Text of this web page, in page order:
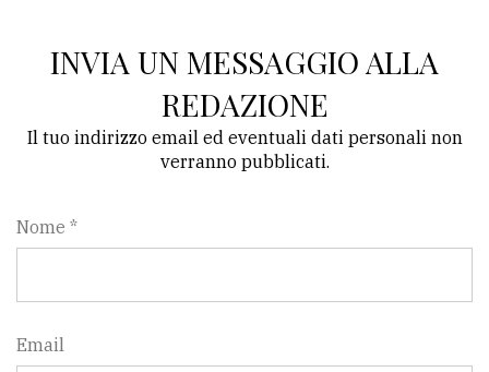
INVIA UN MESSAGGIO ALLA
REDAZIONE
Il tuo indirizzo email ed eventuali dati personali non
verranno pubblicati.
Nome *
Email